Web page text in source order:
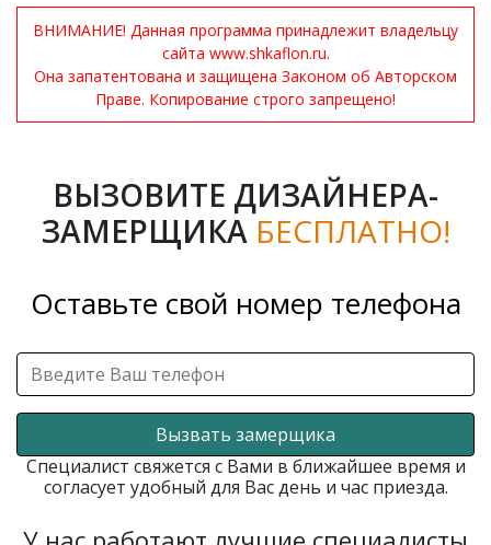
ВНИМАНИЕ! Данная программа принадлежит владельцу
сайта www.shkaflon.ru.
Она запатентована и защищена Законом об Авторском
Праве. Копирование строго запрещено!
ВЫЗОВИТЕ ДИЗАЙНЕРА-
ЗАМЕРЩИКА БЕСПЛАТНО!
Оставьте свой номер телефона
Вызвать замерщика
Специалист свяжется с Вами в ближайшее время и
согласует удобный для Вас день и час приезда.